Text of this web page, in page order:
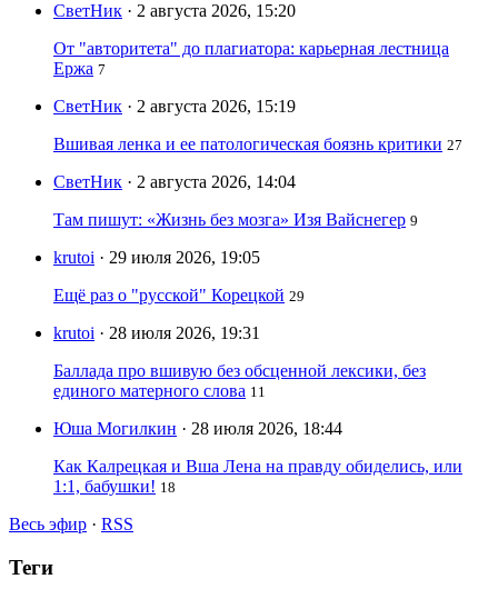
СветНик · 2 августа 2026, 15:20
От "авторитета" до плагиатора: карьерная лестница
Ержа 7
СветНик · 2 августа 2026, 15:19
Вшивая ленка и ее патологическая боязнь критики 27
СветНик · 2 августа 2026, 14:04
Там пишут: «Жизнь без мозга» Изя Вайснегер 9
krutoi · 29 июля 2026, 19:05
Ещё раз о "русской" Корецкой 29
krutoi · 28 июля 2026, 19:31
Баллада про вшивую без обсценной лексики, без
единого матерного слова 11
Юша Могилкин · 28 июля 2026, 18:44
Как Калрецкая и Вша Лена на правду обиделись, или
1:1, бабушки! 18
Весь эфир · RSS
Теги